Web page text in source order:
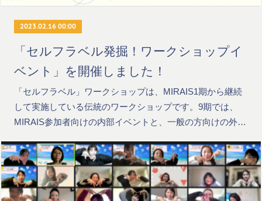
2023.02.16 00:00
「セルフラベル発掘！ワークショップイ
ベント」を開催しました！
「セルフラベル」ワークショップは、MIRAIS1期から継続
して実施している伝統のワークショップです。9期では、
MIRAIS参加者向けの内部イベントと、一般の方向けの外…